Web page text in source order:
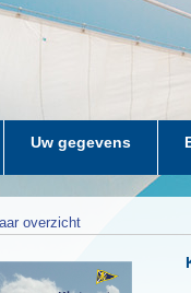
Uw gegevens
overzicht